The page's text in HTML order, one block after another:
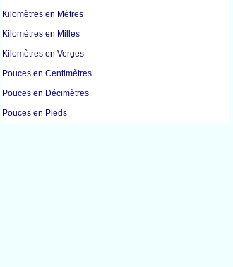
Kilomètres en Mètres
Kilomètres en Milles
Kilomètres en Verges
Pouces en Centimètres
Pouces en Décimètres
Pouces en Pieds